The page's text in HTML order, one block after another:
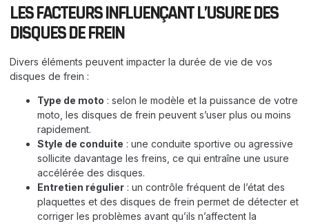
LES FACTEURS INFLUENÇANT L’USURE DES
DISQUES DE FREIN
Divers éléments peuvent impacter la durée de vie de vos
disques de frein :
Type de moto : selon le modèle et la puissance de votre
moto, les disques de frein peuvent s’user plus ou moins
rapidement.
Style de conduite : une conduite sportive ou agressive
sollicite davantage les freins, ce qui entraîne une usure
accélérée des disques.
Entretien régulier : un contrôle fréquent de l’état des
plaquettes et des disques de frein permet de détecter et
corriger les problèmes avant qu’ils n’affectent la